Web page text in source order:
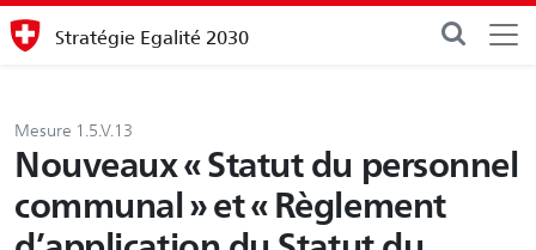
Stratégie Egalité 2030
Mesure 1.5.V.13
Nouveaux « Statut du personnel
communal » et « Règlement